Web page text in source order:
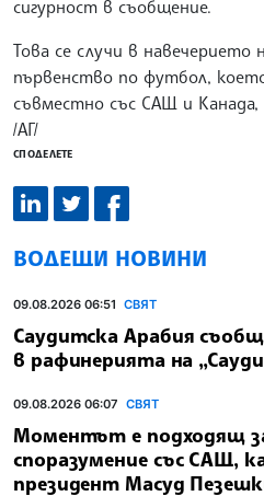
сигурност в съобщение.
Това се случи в
първенство по футбол,
съвместно със САЩ и
/АГ/
СПОДЕЛЕТЕ
ВОДЕЩИ НОВИНИ
09.08.2026 06:51 СВЯТ
Саудитска Арабия
в рафинерията на
09.08.2026 06:07 СВЯТ
Моментът е подходящ
споразумение със САЩ,
президент Масуд